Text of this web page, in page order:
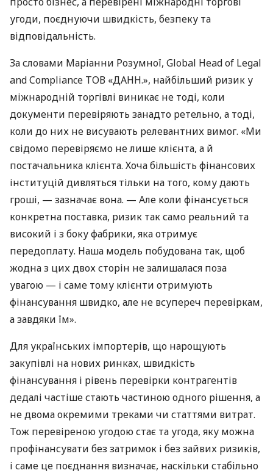
угоди, поєднуючи швидкість, безпеку та
відповідальність.
За словами Маріанни Розумної, Global Head of Legal
and Compliance ТОВ «ДАНН.», найбільший ризик у
міжнародній торгівлі виникає не тоді, коли
документи перевіряють занадто ретельно, а тоді,
коли до них не висувають релевантних вимог. «Ми
свідомо перевіряємо не лише клієнта, а й
постачальника клієнта. Хоча більшість фінансових
інституцій дивляться тільки на того, кому дають
гроші, — зазначає вона. — Але коли фінансується
конкретна поставка, ризик так само реальний та
високий і з боку фабрики, яка отримує
передоплату. Наша модель побудована так, щоб
жодна з цих двох сторін не залишалася поза
увагою — і саме тому клієнти отримують
фінансування швидко, але не всупереч перевіркам,
а завдяки їм».
Для українських імпортерів, що нарощують
закупівлі на нових ринках, швидкість
фінансування і рівень перевірки контрагентів
дедалі частіше стають частиною одного рішення, а
не двома окремими треками чи статтями витрат.
Тож перевіреною угодою стає та угода, яку можна
профінансувати без затримок і без зайвих ризиків,
і саме це поєднання визначає, наскільки стабільно